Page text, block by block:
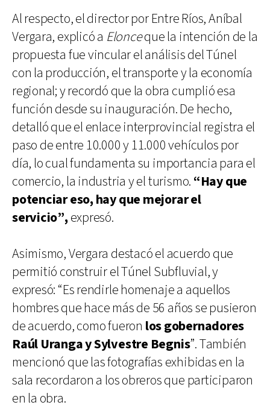
Al respecto, el director por Entre Ríos, Aníbal
Vergara, explicó a Elonceque la intención de la
propuesta fue vincular el análisis del Túnel
con la producción, el transporte y la economía
regional; y recordó que la obra cumplió esa
función desde su inauguración. De hecho,
detalló que el enlace interprovincial registra el
paso de entre 10.000 y 11.000 vehículos por
día, lo cual fundamenta su importancia para el
comercio, la industria y el turismo. “Hay que
potenciar eso, hay que mejorar el
servicio”,expresó.
Asimismo, Vergara destacó el acuerdo que
permitió construir el Túnel Subfluvial, y
expresó: “Es rendirle homenaje a aquellos
hombres que hace más de 56 años se pusieron
de acuerdo, como fueron los gobernadores
Raúl Uranga y Sylvestre Begnis”. También
mencionó que las fotografías exhibidas en la
sala recordaron a los obreros que participaron
en la obra.